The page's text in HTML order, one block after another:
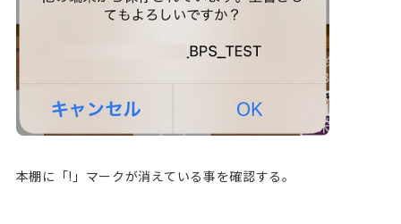
本棚に「!」マークが消えている事を確認する。